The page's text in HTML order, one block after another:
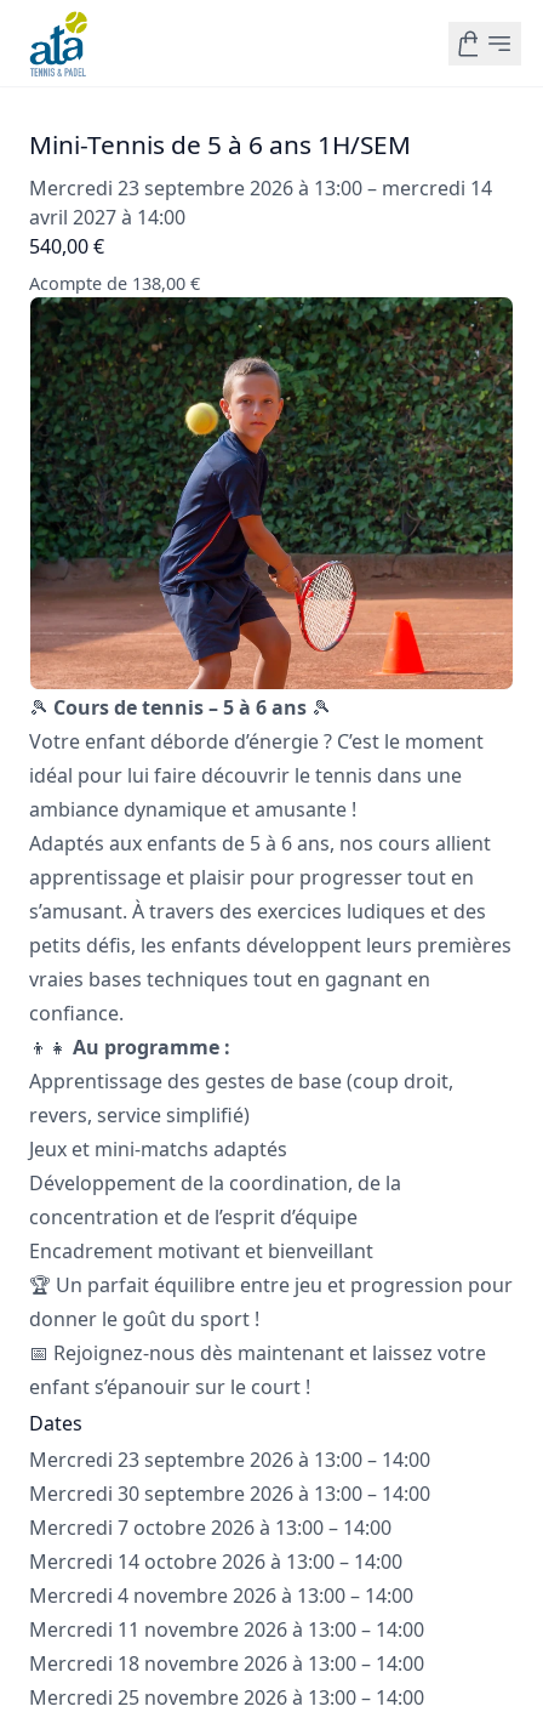
Mini-Tennis de 5 à 6 ans 1H/SEM
Mercredi 23 septembre 2026 à 13:00 – mercredi 14
avril 2027 à 14:00
540,00 €
Acompte de 138,00 €
🎾 Cours de tennis – 5 à 6 ans 🎾
Votre enfant déborde d’énergie ? C’est le moment
idéal pour lui faire découvrir le tennis dans une
ambiance dynamique et amusante !
Adaptés aux enfants de 5 à 6 ans, nos cours allient
apprentissage et plaisir pour progresser tout en
s’amusant. À travers des exercices ludiques et des
petits défis, les enfants développent leurs premières
vraies bases techniques tout en gagnant en
confiance.
👦👧 Au programme :
Apprentissage des gestes de base (coup droit,
revers, service simplifié)
Jeux et mini-matchs adaptés
Développement de la coordination, de la
concentration et de l’esprit d’équipe
Encadrement motivant et bienveillant
🏆 Un parfait équilibre entre jeu et progression pour
donner le goût du sport !
📅 Rejoignez-nous dès maintenant et laissez votre
enfant s’épanouir sur le court !
Dates
Mercredi 23 septembre 2026 à 13:00 – 14:00
Mercredi 30 septembre 2026 à 13:00 – 14:00
Mercredi 7 octobre 2026 à 13:00 – 14:00
Mercredi 14 octobre 2026 à 13:00 – 14:00
Mercredi 4 novembre 2026 à 13:00 – 14:00
Mercredi 11 novembre 2026 à 13:00 – 14:00
Mercredi 18 novembre 2026 à 13:00 – 14:00
Mercredi 25 novembre 2026 à 13:00 – 14:00